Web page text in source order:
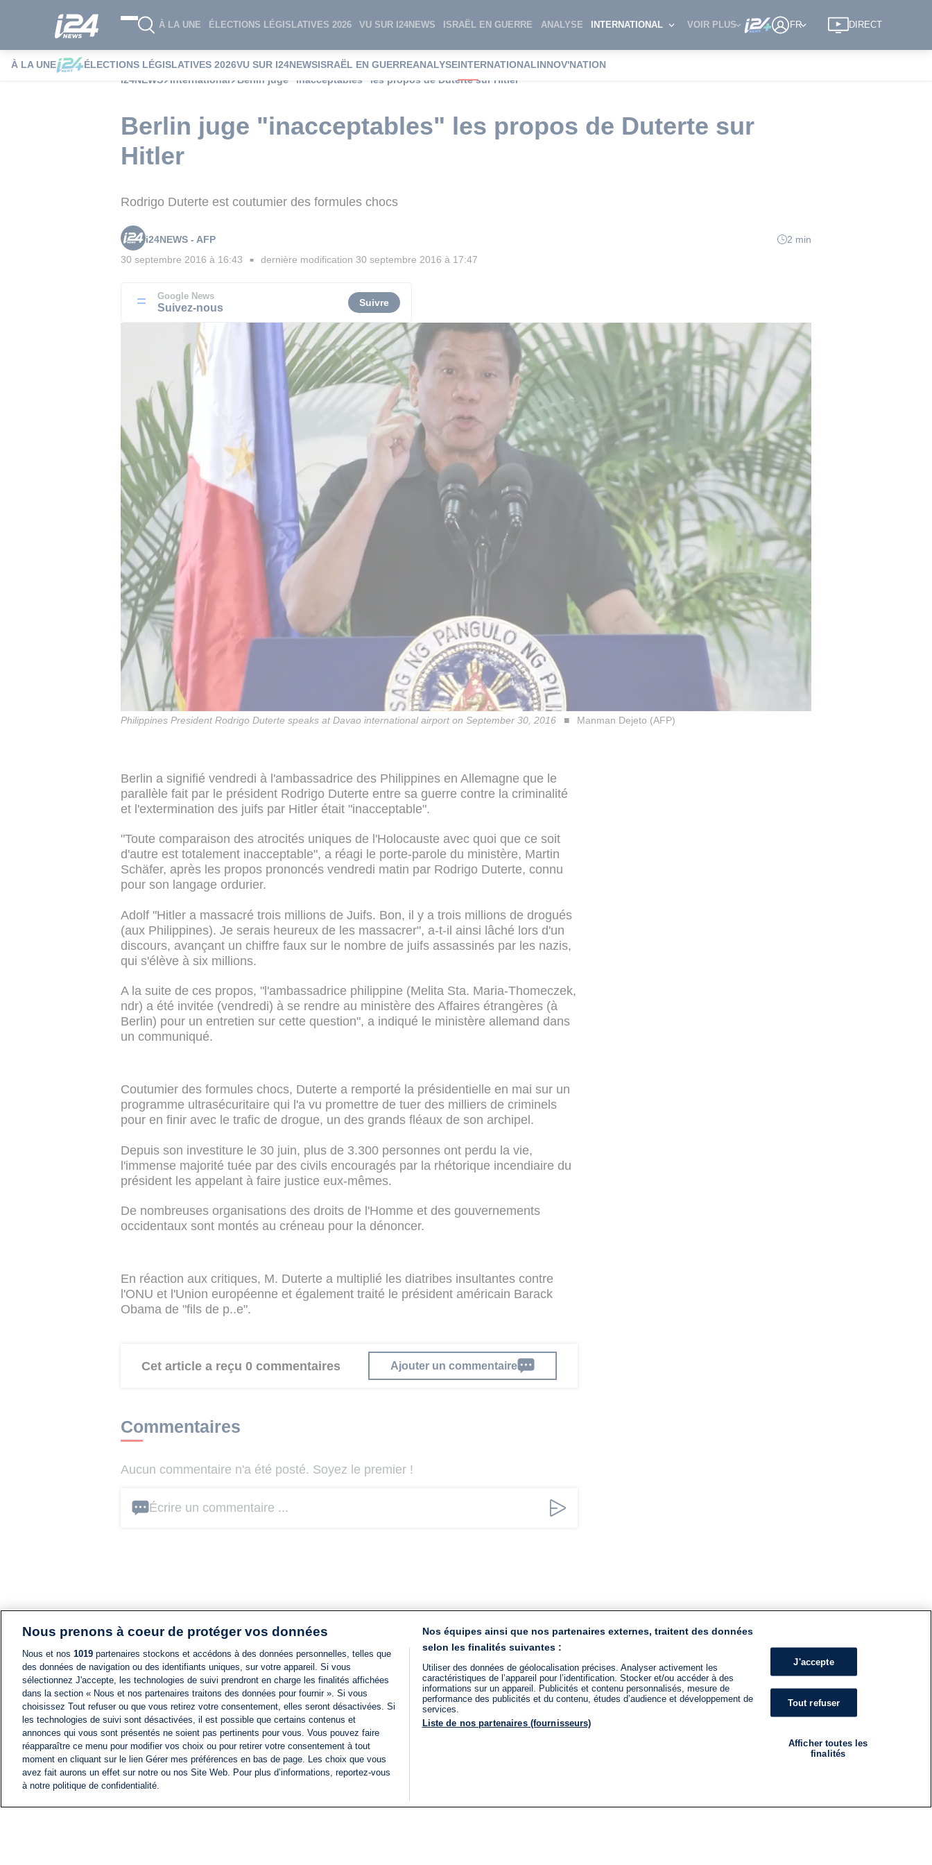
À LA UNE ÉLECTIONS LÉGISLATIVES 2026 VU SUR I24NEWS ISRAËL EN GUERRE ANALYSE INTERNATIONAL VOIR PLUS FR DIRECT
À LA UNE ÉLECTIONS LÉGISLATIVES 2026VU SUR I24NEWSISRAËL EN GUERREANALYSEINTERNATIONALINNOV'NATION
i24NEWS
International Berlin juge "inacceptables" les propos de Duterte sur Hitler
Berlin juge "inacceptables" les propos de Duterte sur
Hitler
Rodrigo Duterte est coutumier des formules chocs
i24NEWS - AFP
2 min
30 septembre 2016 à 16:43 ■ dernière modification 30 septembre 2016 à 17:47
Google News
Suivez-nous Suivre
Philippines President Rodrigo Duterte speaks at Davao international airport on September 30, 2016 Manman Dejeto (AFP)
Berlin a signifié vendredi à l'ambassadrice des Philippines en Allemagne que le
parallèle fait par le président Rodrigo Duterte entre sa guerre contre la criminalité
et l'extermination des juifs par Hitler était "inacceptable".
"Toute comparaison des atrocités uniques de l'Holocauste avec quoi que ce soit
d'autre est totalement inacceptable", a réagi le porte-parole du ministère, Martin
Schäfer, après les propos prononcés vendredi matin par Rodrigo Duterte, connu
pour son langage ordurier.
Adolf "Hitler a massacré trois millions de Juifs. Bon, il y a trois millions de drogués
(aux Philippines). Je serais heureux de les massacrer", a-t-il ainsi lâché lors d'un
discours, avançant un chiffre faux sur le nombre de juifs assassinés par les nazis,
qui s'élève à six millions.
A la suite de ces propos, "l'ambassadrice philippine (Melita Sta. Maria-Thomeczek,
ndr) a été invitée (vendredi) à se rendre au ministère des Affaires étrangères (à
Berlin) pour un entretien sur cette question", a indiqué le ministère allemand dans
un communiqué.
Coutumier des formules chocs, Duterte a remporté la présidentielle en mai sur un
programme ultrasécuritaire qui l'a vu promettre de tuer des milliers de criminels
pour en finir avec le trafic de drogue, un des grands fléaux de son archipel.
Depuis son investiture le 30 juin, plus de 3.300 personnes ont perdu la vie,
l'immense majorité tuée par des civils encouragés par la rhétorique incendiaire du
président les appelant à faire justice eux-mêmes.
De nombreuses organisations des droits de l'Homme et des gouvernements
occidentaux sont montés au créneau pour la dénoncer.
En réaction aux critiques, M. Duterte a multiplié les diatribes insultantes contre
l'ONU et l'Union européenne et également traité le président américain Barack
Obama de "fils de p..e".
Cet article a reçu 0 commentaires Ajouter un commentaire
Commentaires
Aucun commentaire n'a été posté. Soyez le premier !
Écrire un commentaire ...
Nous prenons à coeur de protéger vos données
Nous et nos 1019 partenaires stockons et accédons à des données personnelles, telles que
des données de navigation ou des identifiants uniques, sur votre appareil. Si vous
sélectionnez J'accepte, les technologies de suivi prendront en charge les finalités affichées
dans la section « Nous et nos partenaires traitons des données pour fournir ». Si vous
choisissez Tout refuser ou que vous retirez votre consentement, elles seront désactivées. Si
les technologies de suivi sont désactivées, il est possible que certains contenus et
annonces qui vous sont présentés ne soient pas pertinents pour vous. Vous pouvez faire
réapparaître ce menu pour modifier vos choix ou pour retirer votre consentement à tout
moment en cliquant sur le lien Gérer mes préférences en bas de page. Les choix que vous
avez fait aurons un effet sur notre ou nos Site Web. Pour plus d’informations, reportez-vous
à notre politique de confidentialité.
Nos équipes ainsi que nos partenaires externes, traitent des données
selon les finalités suivantes :
Utiliser des données de géolocalisation précises. Analyser activement les
caractéristiques de l’appareil pour l’identification. Stocker et/ou accéder à des
informations sur un appareil. Publicités et contenu personnalisés, mesure de
performance des publicités et du contenu, études d’audience et développement de
services.
Liste de nos partenaires (fournisseurs)
J'accepte
Tout refuser
Afficher toutes les
finalités